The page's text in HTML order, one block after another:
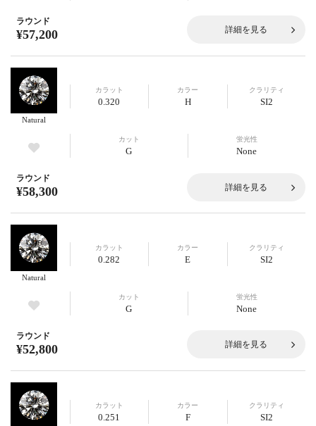
ラウンド
¥57,200 詳細を見る
Natural
カラット
0.320
カラー
H
クラリティ
SI2
カット
G
蛍光性
None
ラウンド
¥58,300 詳細を見る
Natural
カラット
0.282
カラー
E
クラリティ
SI2
カット
G
蛍光性
None
ラウンド
¥52,800 詳細を見る
カラット
0.251
カラー
F
クラリティ
SI2